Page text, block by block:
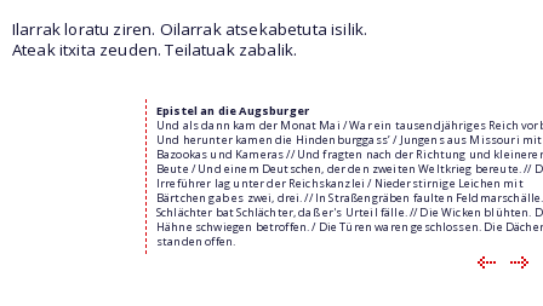
Ilarrak loratu ziren. Oilarrak atsekabetuta isilik.
Ateak itxita zeuden. Teilatuak zabalik.
Epistel an die Augsburger
Und als dann kam der Monat Mai / War ein tausendjähriges Reich
Und herunter kamen die Hindenburggass’ / Jungens aus Missouri mit
Bazookas und Kameras // Und fragten nach der Richtung und kleinerer
Beute / Und einem Deutschen, der den zweiten Weltkrieg bereute. //
Irreführer lag unter der Reichskanzlei / Niederstirnige Leichen mit
Bärtchen gab es zwei, drei. // In Straßengräben faulten
Schlächter bat Schlächter, daß er's Urteil fälle. // Die Wicken blühten.
Hähne schwiegen betroffen. / Die Türen waren geschlossen. Die Dächer
standen offen.